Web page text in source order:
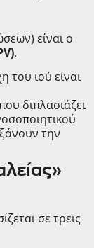
είναι ο
.
του ιού είναι
διπλασιάζει
την
σε τρεις